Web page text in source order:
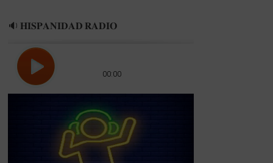
🔉 𝐇𝐈𝐒𝐏𝐀𝐍𝐈𝐃𝐀𝐃 𝐑𝐀𝐃𝐈𝐎